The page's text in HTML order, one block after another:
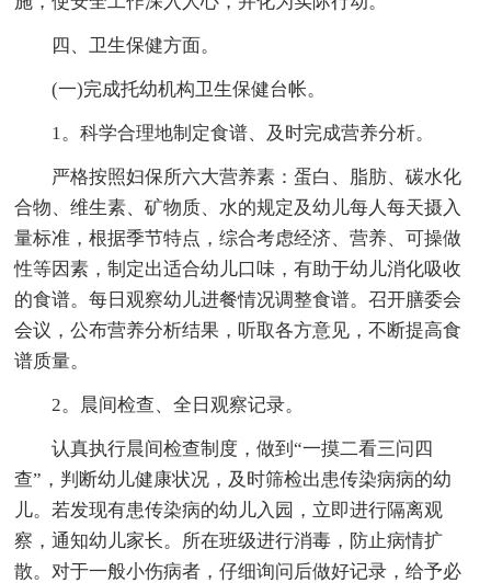
四、卫生保健方面。
(一)完成托幼机构卫生保健台帐。
1。科学合理地制定食谱、及时完成营养分析。
严格按照妇保所六大营养素：蛋白、脂肪、碳水化
合物、维生素、矿物质、水的规定及幼儿每人每天摄入
量标准，根据季节特点，综合考虑经济、营养、可操做
性等因素，制定出适合幼儿口味，有助于幼儿消化吸收
的食谱。每日观察幼儿进餐情况调整食谱。召开膳委会
会议，公布营养分析结果，听取各方意见，不断提高食
谱质量。
2。晨间检查、全日观察记录。
认真执行晨间检查制度，做到“一摸二看三问四
查”，判断幼儿健康状况，及时筛检出患传染病病的幼
儿。若发现有患传染病的幼儿入园，立即进行隔离观
察，通知幼儿家长。所在班级进行消毒，防止病情扩
散。对于一般小伤病者，仔细询问后做好记录，给予必